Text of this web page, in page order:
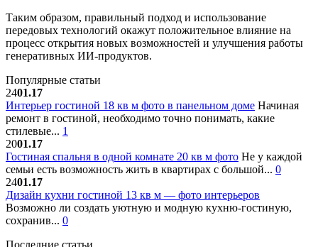
Таким образом, правильный подход и использование
передовых технологий окажут положительное влияние на
процесс открытия новых возможностей и улучшения работы
генеративных ИИ-продуктов.
Популярные статьи
2401.17
Интерьер гостиной 18 кв м фото в панельном доме Начиная
ремонт в гостиной, необходимо точно понимать, какие
стилевые... 1
2001.17
Гостиная спальня в одной комнате 20 кв м фото Не у каждой
семьи есть возможность жить в квартирах с большой... 0
2401.17
Дизайн кухни гостиной 13 кв м — фото интерьеров
Возможно ли создать уютную и модную кухню-гостиную,
сохранив... 0
Последние статьи